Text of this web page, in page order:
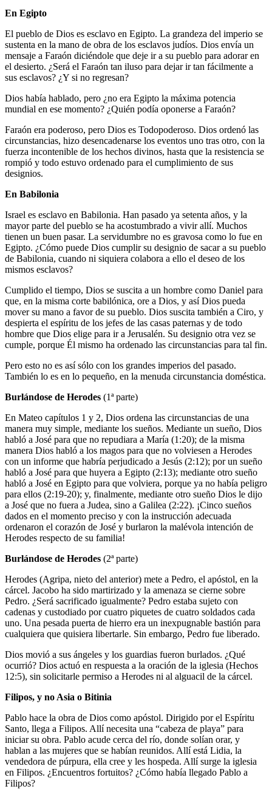
En Egipto
El pueblo de Dios es esclavo en Egipto. La grandeza del imperio se
sustenta en la mano de obra de los esclavos judíos. Dios envía un
mensaje a Faraón diciéndole que deje ir a su pueblo para adorar en
el desierto. ¿Será el Faraón tan iluso para dejar ir tan fácilmente a
sus esclavos? ¿Y si no regresan?
Dios había hablado, pero ¿no era Egipto la máxima potencia
mundial en ese momento? ¿Quién podía oponerse a Faraón?
Faraón era poderoso, pero Dios es Todopoderoso. Dios ordenó las
circunstancias, hizo desencadenarse los eventos uno tras otro, con la
fuerza incontenible de los hechos divinos, hasta que la resistencia se
rompió y todo estuvo ordenado para el cumplimiento de sus
designios.
En Babilonia
Israel es esclavo en Babilonia. Han pasado ya setenta años, y la
mayor parte del pueblo se ha acostumbrado a vivir allí. Muchos
tienen un buen pasar. La servidumbre no es gravosa como lo fue en
Egipto. ¿Cómo puede Dios cumplir su designio de sacar a su pueblo
de Babilonia, cuando ni siquiera colabora a ello el deseo de los
mismos esclavos?
Cumplido el tiempo, Dios se suscita a un hombre como Daniel para
que, en la misma corte babilónica, ore a Dios, y así Dios pueda
mover su mano a favor de su pueblo. Dios suscita también a Ciro, y
despierta el espíritu de los jefes de las casas paternas y de todo
hombre que Dios elige para ir a Jerusalén. Su designio otra vez se
cumple, porque Él mismo ha ordenado las circunstancias para tal fin.
Pero esto no es así sólo con los grandes imperios del pasado.
También lo es en lo pequeño, en la menuda circunstancia doméstica.
Burlándose de Herodes (1ª parte)
En Mateo capítulos 1 y 2, Dios ordena las circunstancias de una
manera muy simple, mediante los sueños. Mediante un sueño, Dios
habló a José para que no repudiara a María (1:20); de la misma
manera Dios habló a los magos para que no volviesen a Herodes
con un informe que habría perjudicado a Jesús (2:12); por un sueño
habló a José para que huyera a Egipto (2:13); mediante otro sueño
habló a José en Egipto para que volviera, porque ya no había peligro
para ellos (2:19-20); y, finalmente, mediante otro sueño Dios le dijo
a José que no fuera a Judea, sino a Galilea (2:22). ¡Cinco sueños
dados en el momento preciso y con la instrucción adecuada
ordenaron el corazón de José y burlaron la malévola intención de
Herodes respecto de su familia!
Burlándose de Herodes (2ª parte)
Herodes (Agripa, nieto del anterior) mete a Pedro, el apóstol, en la
cárcel. Jacobo ha sido martirizado y la amenaza se cierne sobre
Pedro. ¿Será sacrificado igualmente? Pedro estaba sujeto con
cadenas y custodiado por cuatro piquetes de cuatro soldados cada
uno. Una pesada puerta de hierro era un inexpugnable bastión para
cualquiera que quisiera libertarle. Sin embargo, Pedro fue liberado.
Dios movió a sus ángeles y los guardias fueron burlados. ¿Qué
ocurrió? Dios actuó en respuesta a la oración de la iglesia (Hechos
12:5), sin solicitarle permiso a Herodes ni al alguacil de la cárcel.
Filipos, y no Asia o Bitinia
Pablo hace la obra de Dios como apóstol. Dirigido por el Espíritu
Santo, llega a Filipos. Allí necesita una “cabeza de playa” para
iniciar su obra. Pablo acude cerca del río, donde solían orar, y
hablan a las mujeres que se habían reunidos. Allí está Lidia, la
vendedora de púrpura, ella cree y les hospeda. Allí surge la iglesia
en Filipos. ¿Encuentros fortuitos? ¿Cómo había llegado Pablo a
Filipos?